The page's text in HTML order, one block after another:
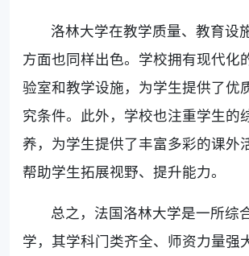
洛林大学在教学质量、教育设
方面也同样出色。学校拥有现代化
验室和教学设施，为学生提供了优
究条件。此外，学校也注重学生的
养，为学生提供了丰富多彩的课外
帮助学生拓展视野、提升能力。
总之，法国洛林大学是一所综
学，其学科门类齐全、师资力量强